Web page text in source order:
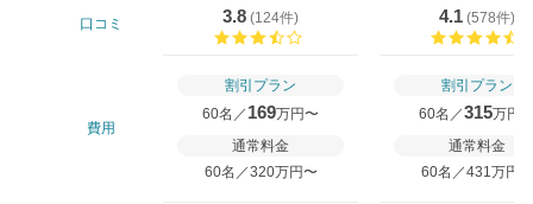
口コミ 3.8 (124件)
4.1 (578件)
費用
割引プラン
60名／ 169万円〜
通常料金
60名／320万円〜
割引プラン
60名／315万円
通常料金
60名／431万円〜